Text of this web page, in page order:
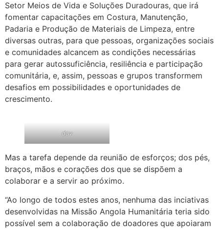
Setor Meios de Vida e Soluções Duradouras, que irá
fomentar capacitações em Costura, Manutenção,
Padaria e Produção de Materiais de Limpeza, entre
diversas outras, para que pessoas, organizações sociais
e comunidades alcancem as condições necessárias
para gerar autossuficiência, resiliência e participação
comunitária, e, assim, pessoas e grupos transformem
desafios em possibilidades e oportunidades de
crescimento.
dav
Mas a tarefa depende da reunião de esforços; dos pés,
braços, mãos e corações dos que se dispõem a
colaborar e a servir ao próximo.
“Ao longo de todos estes anos, nenhuma das inciativas
desenvolvidas na Missão Angola Humanitária teria sido
possível sem a colaboração de doadores que apoiaram